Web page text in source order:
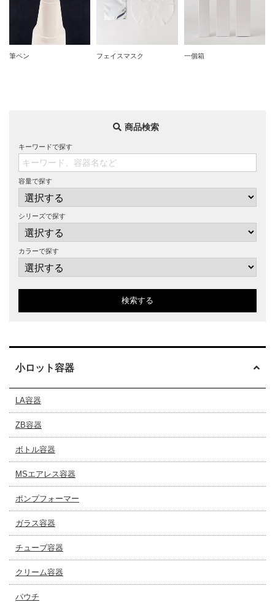
筆ペン フェイスマスク 一個箱
商品検索
キーワードで探す
容量で探す
シリーズで探す
カラーで探す
検索する
小ロット容器
LA容器
ZB容器
ボトル容器
MSエアレス容器
ポンプフォーマー
ガラス容器
チューブ容器
クリーム容器
パウチ